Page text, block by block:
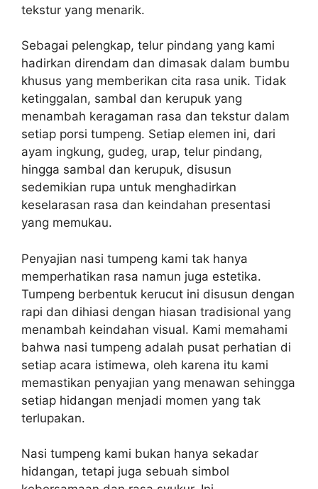
tekstur yang menarik.
Sebagai pelengkap, telur pindang yang kami
hadirkan direndam dan dimasak dalam bumbu
khusus yang memberikan cita rasa unik. Tidak
ketinggalan, sambal dan kerupuk yang
menambah keragaman rasa dan tekstur dalam
setiap porsi tumpeng. Setiap elemen ini, dari
ayam ingkung, gudeg, urap, telur pindang,
hingga sambal dan kerupuk, disusun
sedemikian rupa untuk menghadirkan
keselarasan rasa dan keindahan presentasi
yang memukau.
Penyajian nasi tumpeng kami tak hanya
memperhatikan rasa namun juga estetika.
Tumpeng berbentuk kerucut ini disusun dengan
rapi dan dihiasi dengan hiasan tradisional yang
menambah keindahan visual. Kami memahami
bahwa nasi tumpeng adalah pusat perhatian di
setiap acara istimewa, oleh karena itu kami
memastikan penyajian yang menawan sehingga
setiap hidangan menjadi momen yang tak
terlupakan.
Nasi tumpeng kami bukan hanya sekadar
hidangan, tetapi juga sebuah simbol